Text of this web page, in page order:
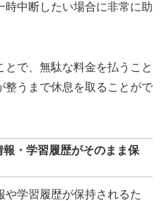
時中断したい場合に非常に助
で、無駄な料金を払うこと
整うまで休息を取ることがで
・学習履歴がそのまま保
学習履歴が保持されるた